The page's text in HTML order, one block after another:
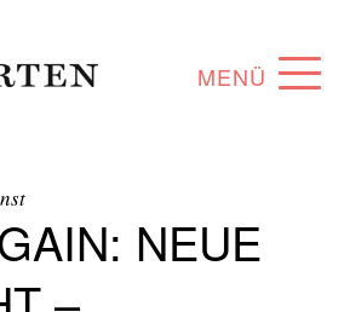
MENÜ
ABOUT
NEUE